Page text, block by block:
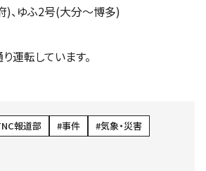
)、ゆふ2号(大分～博多)
運転しています。
報道部 事件
気象・災害